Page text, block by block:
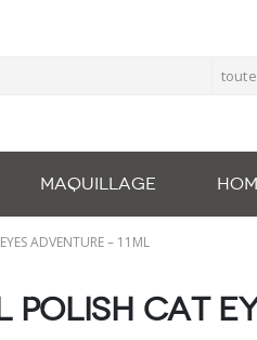
MAQUILLAGE
ADVENTURE – 11ML
polish cat